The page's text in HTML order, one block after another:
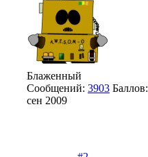
Блаженный
Сообщений: 3903 Баллов:
сен 2009